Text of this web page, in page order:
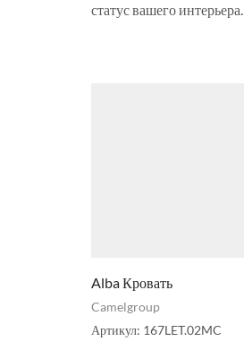
статус вашего интерьера.
Alba Кровать
Camelgroup
Артикул: 167LET.02MC